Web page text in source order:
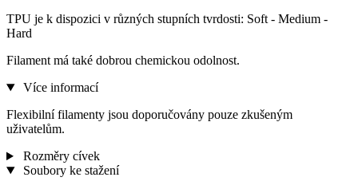
TPU je k dispozici v různých stupních tvrdosti: Soft - Medium -
Hard
Filament má také dobrou chemickou odolnost.
Více informací
Flexibilní filamenty jsou doporučovány pouze zkušeným
uživatelům.
Rozměry cívek
Soubory ke stažení